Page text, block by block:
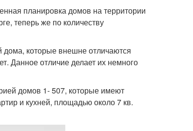
планировка домов на территории
теперь же по количеству
которые внешне отличаются
Данное отличие делает их немного
домов 1- 507, которые имеют
и кухней, площадью около 7 кв.